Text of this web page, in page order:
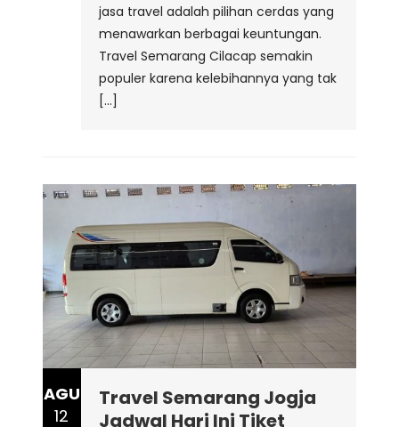
jasa travel adalah pilihan cerdas yang
menawarkan berbagai keuntungan.
Travel Semarang Cilacap semakin
populer karena kelebihannya yang tak
[…]
AGU
12
Travel Semarang Jogja
Jadwal Hari Ini Tiket